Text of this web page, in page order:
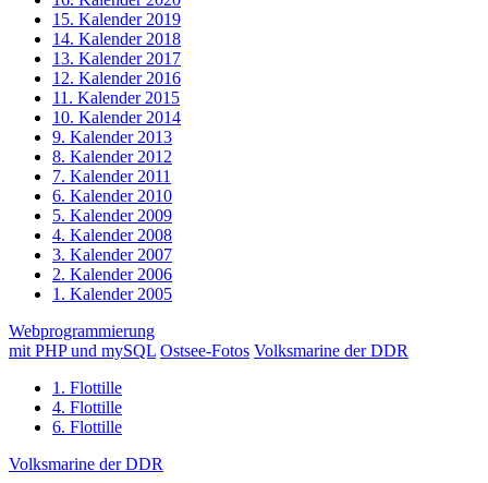
15. Kalender 2019
14. Kalender 2018
13. Kalender 2017
12. Kalender 2016
11. Kalender 2015
10. Kalender 2014
9. Kalender 2013
8. Kalender 2012
7. Kalender 2011
6. Kalender 2010
5. Kalender 2009
4. Kalender 2008
3. Kalender 2007
2. Kalender 2006
1. Kalender 2005
Webprogrammierung
mit PHP und mySQL Ostsee-Fotos Volksmarine der DDR
1. Flottille
4. Flottille
6. Flottille
Volksmarine der DDR